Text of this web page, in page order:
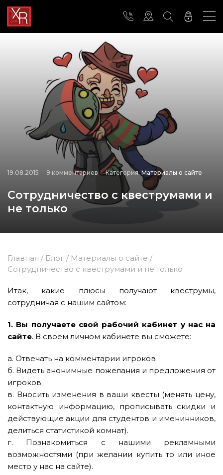
19.08.2015 9 комментариев Категория:Материалы о сайте
Сотрудничество с квеструмами и
не только
Главная / Блог / Материалы о сайте /
Сотрудничество с квеструмами и не только
Итак, какие плюсы получают квеструмы,
сотрудничая с нашим сайтом:
1. Вы получаете свой рабочий кабинет у нас на
сайте. В своем личном кабинете вы сможете:
а. Отвечать на комментарии игроков
б. Видеть анонимные пожелания и предложения от
игроков
в. Вносить изменения в ваши квесты (менять цену,
контактную информацию, прописывать скидки и
действующие акции для студентов и именинников,
делиться статистикой комнат).
г. Познакомиться с нашими рекламными
возможностями (при желании купить то или иное
место у нас на сайте).